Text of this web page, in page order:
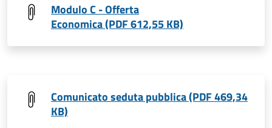
Modulo C - Offerta
Economica (PDF 612,55 KB)
Comunicato seduta pubblica (PDF 469,34
KB)